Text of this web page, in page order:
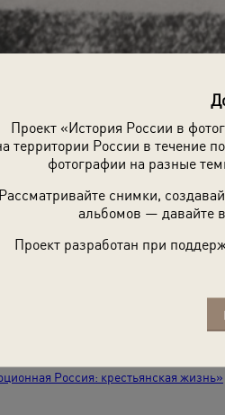
Проект «История России в
территории России в течение
фотографии на разные
Рассматривайте снимки,
альбомов — давайте
Проект разработан при
в лузанах
И. Субботина-Пермяка»
Россия: крестьянская жизнь»